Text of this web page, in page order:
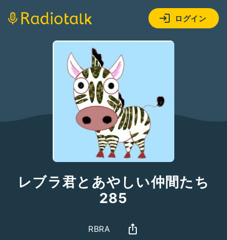
ログイン
レブラ君とあやしい仲間たち
285
RBRA